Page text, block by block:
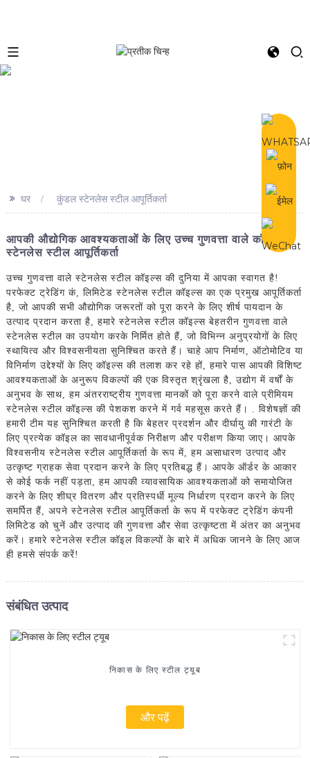
>> घर कुंडल स्टेनलेस स्टील आपूर्तिकर्ता
आपकी औद्योगिक आवश्यकताओं के लिए उच्च गुणवत्ता वाले कॉइल
स्टेनलेस स्टील आपूर्तिकर्ता
उच्च गुणवत्ता वाले स्टेनलेस स्टील कॉइल्स की दुनिया में आपका स्वागत है!
परफेक्ट ट्रेडिंग कं, लिमिटेड स्टेनलेस स्टील कॉइल्स का एक प्रमुख आपूर्तिकर्ता
है, जो आपकी सभी औद्योगिक जरूरतों को पूरा करने के लिए शीर्ष पायदान के
उत्पाद प्रदान करता है, हमारे स्टेनलेस स्टील कॉइल्स बेहतरीन गुणवत्ता वाले
स्टेनलेस स्टील का उपयोग करके निर्मित होते हैं, जो विभिन्न अनुप्रयोगों के लिए
स्थायित्व और विश्वसनीयता सुनिश्चित करते हैं। चाहे आप निर्माण, ऑटोमोटिव या
विनिर्माण उद्देश्यों के लिए कॉइल्स की तलाश कर रहे हों, हमारे पास आपकी विशिष्ट
आवश्यकताओं के अनुरूप विकल्पों की एक विस्तृत श्रृंखला है, उद्योग में वर्षों के
अनुभव के साथ, हम अंतरराष्ट्रीय गुणवत्ता मानकों को पूरा करने वाले प्रीमियम
स्टेनलेस स्टील कॉइल्स की पेशकश करने में गर्व महसूस करते हैं। . विशेषज्ञों की
हमारी टीम यह सुनिश्चित करती है कि बेहतर प्रदर्शन और दीर्घायु की गारंटी के
लिए प्रत्येक कॉइल का सावधानीपूर्वक निरीक्षण और परीक्षण किया जाए। आपके
विश्वसनीय स्टेनलेस स्टील आपूर्तिकर्ता के रूप में, हम असाधारण उत्पाद और
उत्कृष्ट ग्राहक सेवा प्रदान करने के लिए प्रतिबद्ध हैं। आपके ऑर्डर के आकार
से कोई फर्क नहीं पड़ता, हम आपकी व्यावसायिक आवश्यकताओं को समायोजित
करने के लिए शीघ्र वितरण और प्रतिस्पर्धी मूल्य निर्धारण प्रदान करने के लिए
समर्पित हैं, अपने स्टेनलेस स्टील आपूर्तिकर्ता के रूप में परफेक्ट ट्रेडिंग कंपनी
लिमिटेड को चुनें और उत्पाद की गुणवत्ता और सेवा उत्कृष्टता में अंतर का अनुभव
करें। हमारे स्टेनलेस स्टील कॉइल विकल्पों के बारे में अधिक जानने के लिए आज
ही हमसे संपर्क करें!
संबंधित उत्पाद
निकास के लिए स्टील ट्यूब
और पढ़ें